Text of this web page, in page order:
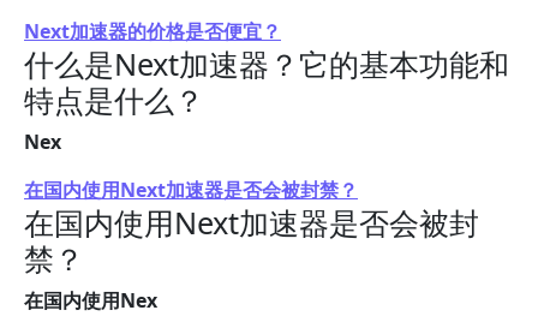
Next加速器的价格是否便宜？
什么是Next加速器？它的基本功能和
特点是什么？
Nex
在国内使用Next加速器是否会被封禁？
在国内使用Next加速器是否会被封
禁？
在国内使用Nex